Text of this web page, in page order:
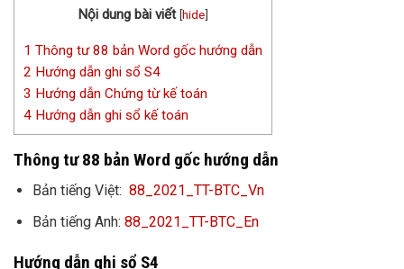
Nội dung bài viết [hide]
1 Thông tư 88 bản Word gốc hướng dẫn
2 Hướng dẫn ghi sổ S4
3 Hướng dẫn Chứng từ kế toán
4 Hướng dẫn ghi sổ kế toán
Thông tư 88 bản Word gốc hướng dẫn
Bản tiếng Việt: 88_2021_TT-BTC_Vn
Bản tiếng Anh: 88_2021_TT-BTC_En
Hướng dẫn ghi sổ S4